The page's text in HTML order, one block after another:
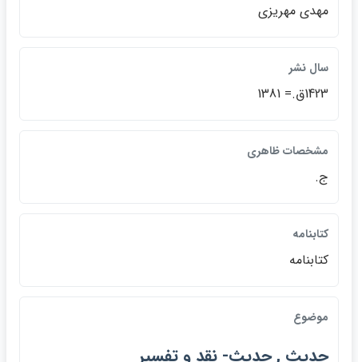
مهدي مهريزي
سال نشر
1423ق.= 1381
مشخصات ظاهري
ج.
كتابنامه
كتابنامه
موضوع
حديث , حديث- نقد و تفسير